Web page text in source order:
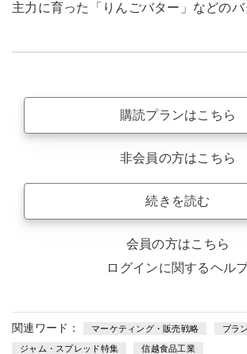
主力に育った「りんごバター」などのバ
購読プランはこちら
非会員の方はこちら
続きを読む
会員の方はこちら
ログインに関するヘル
関連ワード： マーケティング・販売戦略 ブラ
ジャム・スプレッド特集 信越食品工業